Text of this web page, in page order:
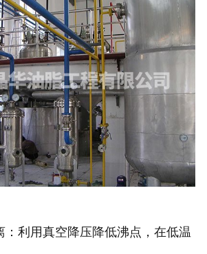
利用真空降压降低沸点，在低温